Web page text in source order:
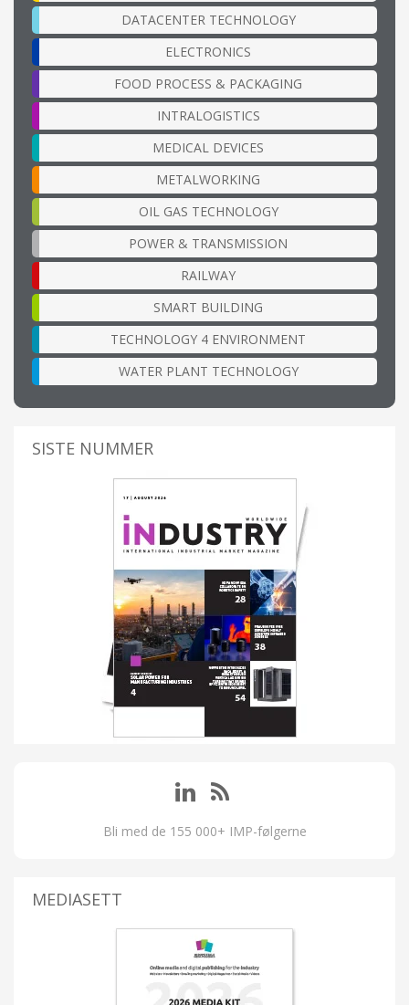
DATACENTER TECHNOLOGY
ELECTRONICS
FOOD PROCESS & PACKAGING
INTRALOGISTICS
MEDICAL DEVICES
METALWORKING
OIL GAS TECHNOLOGY
POWER & TRANSMISSION
RAILWAY
SMART BUILDING
TECHNOLOGY 4 ENVIRONMENT
WATER PLANT TECHNOLOGY
SISTE NUMMER
Bli med de 155 000+ IMP-følgerne
MEDIASETT